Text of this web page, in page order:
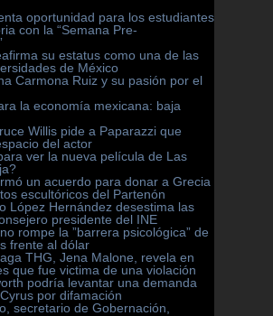
oportunidad para los estudiantes
con la “Semana Pre-
su estatus como una de las
de México
Carmona Ruiz y su pasión por el
la economía mexicana: baja
Willis pide a Paparazzi que
del actor
ver la nueva película de Las
un acuerdo para donar a Grecia
escultóricos del Partenón
López Hernández desestima las
presidente del INE
rompe la ”barrera psicológica” de
frente al dólar
THG, Jena Malone, revela en
que fue victima de una violación
podría levantar una demanda
por difamación
secretario de Gobernación,